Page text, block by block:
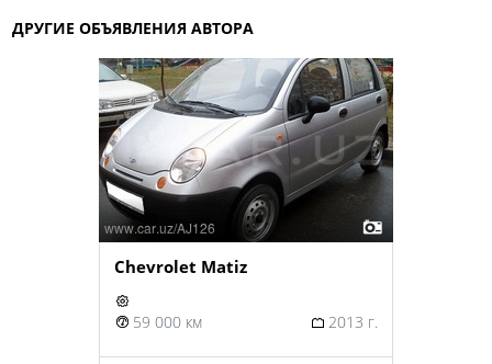
ДРУГИЕ ОБЪЯВЛЕНИЯ АВТОРА
Chevrolet Matiz
59 000 км 2013 г.